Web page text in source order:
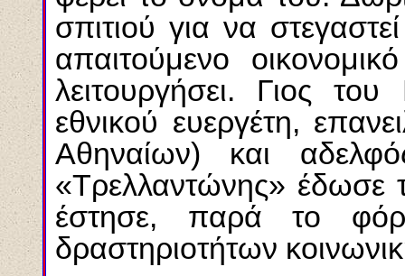
σπιτιού για να
απαιτούμενο
λειτουργήσει. Γιος
εθνικού ευεργέτη,
Aθηναίων) και
«Tρελλαντώνης» έδωσε
έστησε, παρά το
δραστηριοτήτων